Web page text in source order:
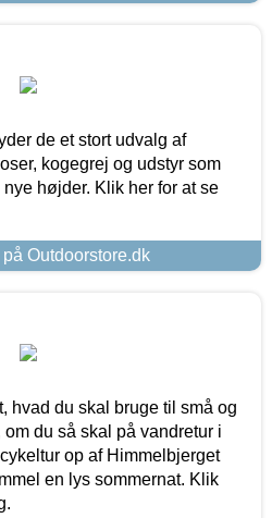
de et stort udvalg af
kogegrej og udstyr som
højder. Klik her for at se
Outdoorstore.dk
hvad du skal bruge til små og
du så skal på vandretur i
op af Himmelbjerget
en lys sommernat. Klik